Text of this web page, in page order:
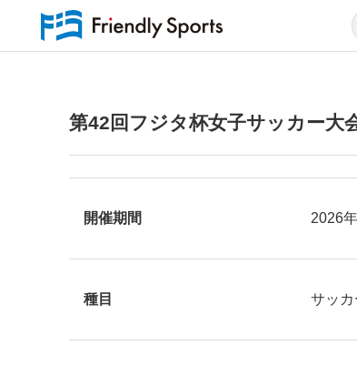
第42回フジタ杯女子サッカー大
開催期間 2026
種目 サッカ